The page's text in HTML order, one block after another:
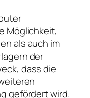
Möglichkeit,
als auch im
der
dass die
gefördert wird.